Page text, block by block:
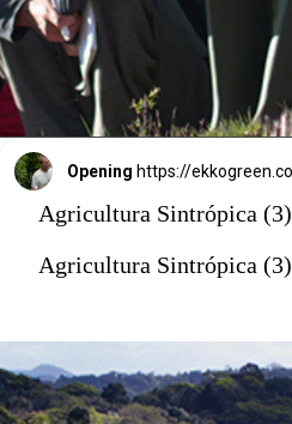
Opening
Agricultura Sintrópica (3)
Agricultura Sintrópica (3)